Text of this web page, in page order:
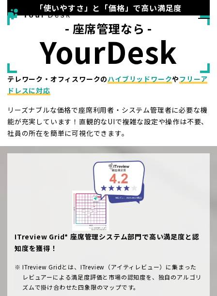
「使いやすさ」と「価格」で高い満足度
- 座席管理なら -
YourDesk
テレワーク・オフィスワークのハイブリッドワークやフリーア
ドレスに対応
リーズナブルな価格で座席利用者・システム管理者に必要な機
能が充実しています！直観的なUIで複雑な設定や操作は不要、
社員の所在を簡単に可視化できます。
ITreview Grid* 座席管理システム部門で高い満足度と認
知度を獲得！
ITreview Gridとは、ITreview（アイティレビュー）に集まった
レビュアーによる満足度評価と市場の認知度を、独自のアルゴリ
ズムで掛け合わせた四象限のマップです。